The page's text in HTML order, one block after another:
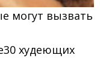
могут вызвать
30 худеющих